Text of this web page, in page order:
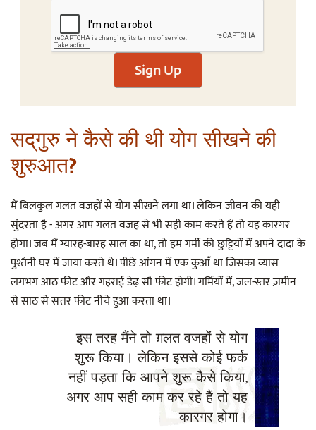
Sign Up
सद्‌गुरु ने कैसे की थी योग सीखने की
शुरुआत?
मैं बिलकुल ग़लत वजहों से योग सीखने लगा था। लेकिन जीवन की यही
सुंदरता है - अगर आप ग़लत वजह से भी सही काम करते हैं तो यह कारगर
होगा। जब मैं ग्यारह-बारह साल का था, तो हम गर्मी की छुट्टियों में अपने दादा के
पुश्तैनी घर में जाया करते थे। पीछे आंगन में एक कुआँ था जिसका व्यास
लगभग आठ फीट और गहराई डेढ़ सौ फीट होगी। गर्मियों में, जल-स्तर ज़मीन
से साठ से सत्तर फीट नीचे हुआ करता था।
इस तरह मैंने तो ग़लत वजहों से योग
शुरू किया। लेकिन इससे कोई फर्क
नहीं पड़ता कि आपने शुरू कैसे किया,
अगर आप सही काम कर रहे हैं तो यह
कारगर होगा।